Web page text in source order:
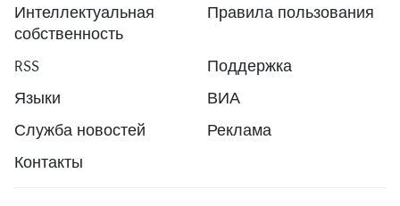
Интеллектуальная
собственность
Правила пользования
RSS
Поддержка
Языки
ВИА
Служба новостей
Реклама
Контакты